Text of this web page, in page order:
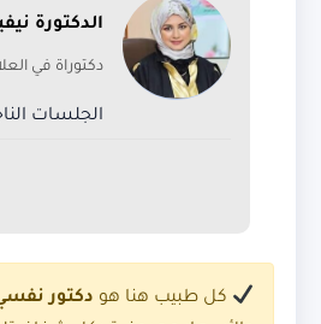
الدكتورة
دكتوراة في
الجلسات
كل طبيب هنا هو دكتور